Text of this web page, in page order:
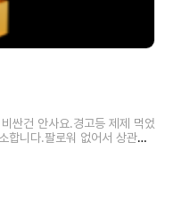
싼건 안사요.경고등 제제 먹었
합니다.팔로워 없어서 상관없
.35렙 2036렙2337렙
7543렙 10044렙 15046